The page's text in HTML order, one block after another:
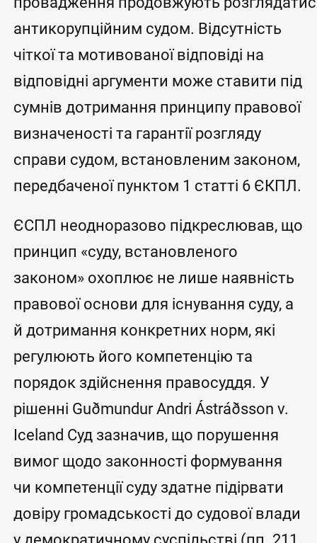
антикорупційним судом. Відсутність
чіткої та мотивованої відповіді на
відповідні аргументи може ставити під
сумнів дотримання принципу правової
визначеності та гарантії розгляду
справи судом, встановленим законом,
передбаченої пунктом 1 статті 6 ЄКПЛ.
ЄСПЛ неодноразово підкреслював, що
принцип «суду, встановленого
законом» охоплює не лише наявність
правової основи для існування суду, а
й дотримання конкретних норм, які
регулюють його компетенцію та
порядок здійснення правосуддя. У
рішенні Guðmundur Andri Ástráðsson v.
Iceland Суд зазначив, що порушення
вимог щодо законності формування
чи компетенції суду здатне підірвати
довіру громадськості до судової влади